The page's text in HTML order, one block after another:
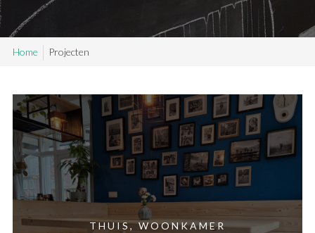
SAMPLE SALE
Contact
Home Projecten
THUIS WOONKAMER